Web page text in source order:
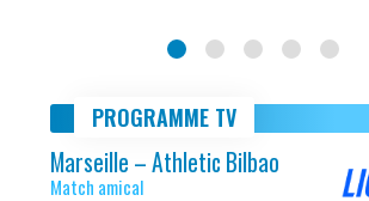
PROGRAMME TV
Marseille – Athletic Bilbao
Match amical